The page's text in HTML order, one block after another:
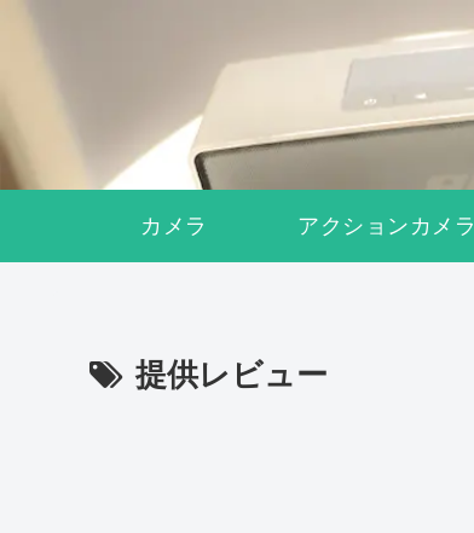
カメラ アクションカメラ
提供レビュー